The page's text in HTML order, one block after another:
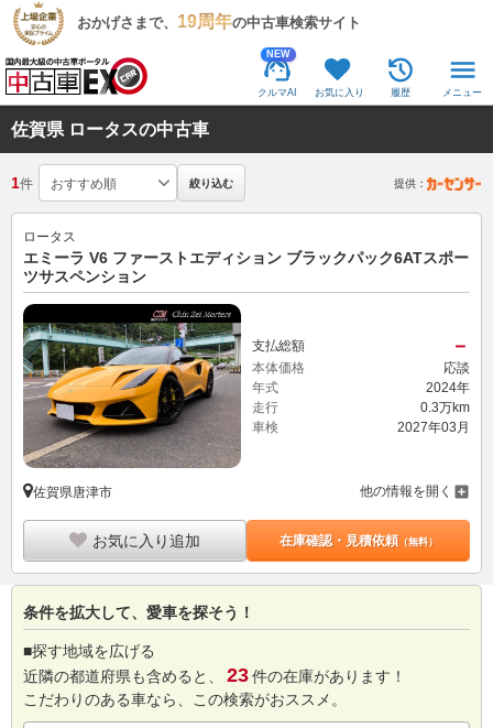
おかげさまで、 19周年の中古車検索サイト
NEW
クルマAI お気に入り 履歴 メニュー
佐賀県 ロータスの中古車
1件 絞り込む 提供：
ロータス
エミーラ V6 ファーストエディション ブラックパック6ATスポー
ツサスペンション
支払総額 －
本体価格
応談
年式
2024年
走行
0.3万km
車検
2027年03月
佐賀県唐津市 他の情報を開く
お気に入り追加 在庫確認・見積依頼（無料）
条件を拡大して、愛車を探そう！
■探す地域を広げる
近隣の都道府県も含めると、
23件の在庫があります！
こだわりのある車なら、この検索がおススメ。